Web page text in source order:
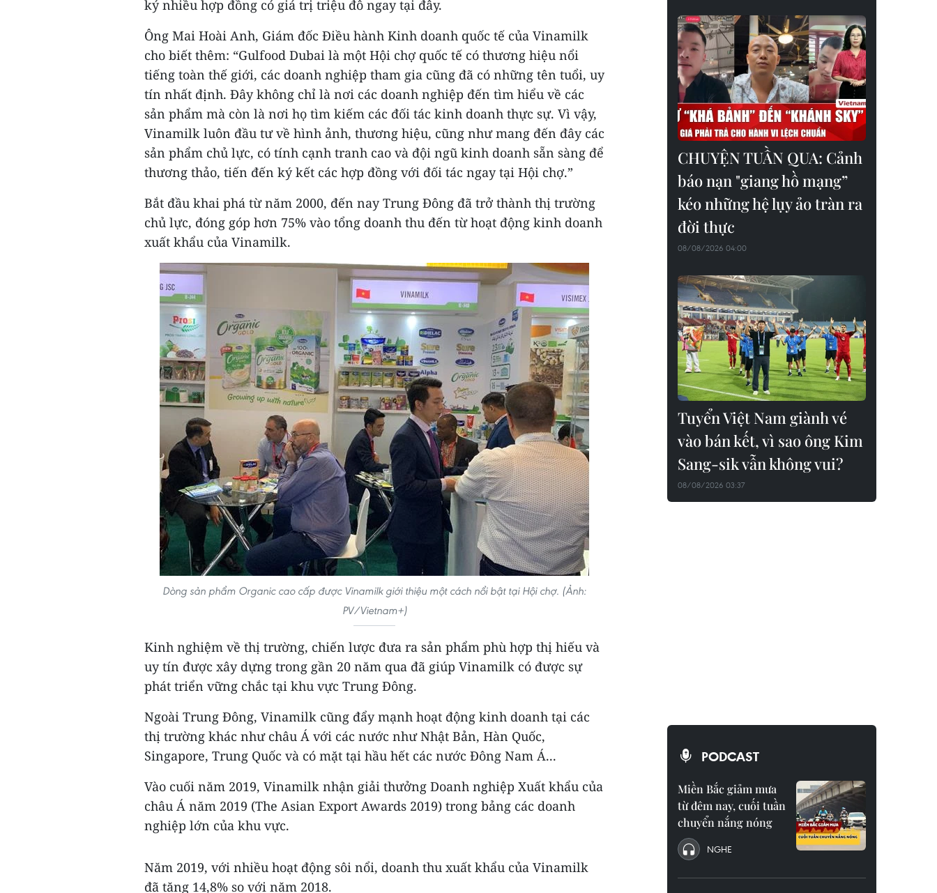
ký nhiều hợp đồng có giá trị triệu đô ngay tại đây.
Ông Mai Hoài Anh, Giám đốc Điều hành Kinh doanh quốc tế của Vinamilk
cho biết thêm: “Gulfood Dubai là một Hội chợ quốc tế có thương hiệu nổi
tiếng toàn thế giới, các doanh nghiệp tham gia cũng đã có những tên tuổi, uy
tín nhất định. Đây không chỉ là nơi các doanh nghiệp đến tìm hiểu về các
sản phẩm mà còn là nơi họ tìm kiếm các đối tác kinh doanh thực sự. Vì vậy,
Vinamilk luôn đầu tư về hình ảnh, thương hiệu, cũng như mang đến đây các
sản phẩm chủ lực, có tính cạnh tranh cao và đội ngũ kinh doanh sẵn sàng để
thương thảo, tiến đến ký kết các hợp đồng với đối tác ngay tại Hội chợ.”
Bắt đầu khai phá từ năm 2000, đến nay Trung Đông đã trở thành thị trường
chủ lực, đóng góp hơn 75% vào tổng doanh thu đến từ hoạt động kinh doanh
xuất khẩu của Vinamilk.
Dòng sản phẩm Organic cao cấp được Vinamilk giới thiệu một cách nổi bật tại Hội chợ. (Ảnh:
PV/Vietnam+)
Kinh nghiệm về thị trường, chiến lược đưa ra sản phẩm phù hợp thị hiếu và
uy tín được xây dựng trong gần 20 năm qua đã giúp Vinamilk có được sự
phát triển vững chắc tại khu vực Trung Đông.
Ngoài Trung Đông, Vinamilk cũng đẩy mạnh hoạt động kinh doanh tại các
thị trường khác như châu Á với các nước như Nhật Bản, Hàn Quốc,
Singapore, Trung Quốc và có mặt tại hầu hết các nước Đông Nam Á...
Vào cuối năm 2019, Vinamilk nhận giải thưởng Doanh nghiệp Xuất khẩu của
châu Á năm 2019 (The Asian Export Awards 2019) trong bảng các doanh
nghiệp lớn của khu vực.
Năm 2019, với nhiều hoạt động sôi nổi, doanh thu xuất khẩu của Vinamilk
đã tăng 14,8% so với năm 2018.
CHUYỆN TUẦN QUA: Cảnh
báo nạn "giang hồ mạng”
kéo những hệ lụy ảo tràn ra
đời thực
08/08/2026 04:00
Tuyển Việt Nam giành vé
vào bán kết, vì sao ông Kim
Sang-sik vẫn không vui?
08/08/2026 03:37
PODCAST
Miền Bắc giảm mưa
từ đêm nay, cuối tuần
chuyển nắng nóng
NGHE